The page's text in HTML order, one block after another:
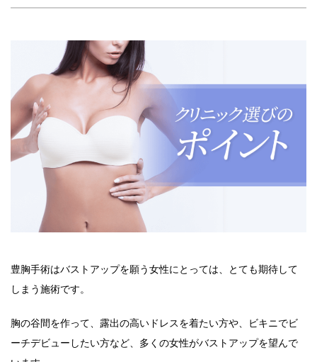
豊胸手術はバストアップを願う女性にとっては、とても期待して
しまう施術です。
胸の谷間を作って、露出の高いドレスを着たい方や、ビキニでビ
ーチデビューしたい方など、多くの女性がバストアップを望んで